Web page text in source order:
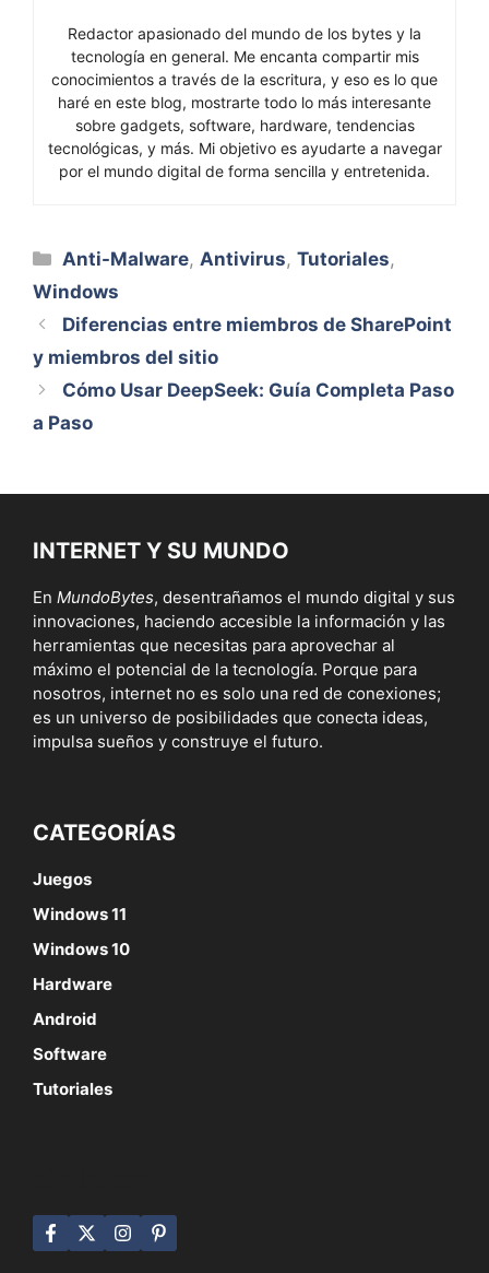
Redactor apasionado del mundo de los bytes y la
tecnología en general. Me encanta compartir mis
conocimientos a través de la escritura, y eso es lo que
haré en este blog, mostrarte todo lo más interesante
sobre gadgets, software, hardware, tendencias
tecnológicas, y más. Mi objetivo es ayudarte a navegar
por el mundo digital de forma sencilla y entretenida.
Categorías
Anti-Malware,Antivirus,Tutoriales,
Windows
Diferencias entre miembros de SharePoint
y miembros del sitio
Cómo Usar DeepSeek: Guía Completa Paso
a Paso
INTERNET Y SU MUNDO
En MundoBytes, desentrañamos el mundo digital y sus
innovaciones, haciendo accesible la información y las
herramientas que necesitas para aprovechar al
máximo el potencial de la tecnología. Porque para
nosotros, internet no es solo una red de conexiones;
es un universo de posibilidades que conecta ideas,
impulsa sueños y construye el futuro.
CATEGORÍAS
Juegos
Windows 11
Windows 10
Hardware
Android
Software
Tutoriales